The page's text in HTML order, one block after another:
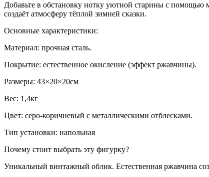
Добавьте в обстановку нотку уютной старины с
создаёт атмосферу тёплой зимней сказки.
Основные характеристики:
Материал: прочная сталь.
Покрытие: естественное окисление (эффект ржавчины).
Размеры: 43×20×20см
Вес: 1,4кг
Цвет: серо‑коричневый с металлическими отблесками.
Тип установки: напольная
Почему стоит выбрать эту фигурку?
Уникальный винтажный облик. Естественная ржавчина